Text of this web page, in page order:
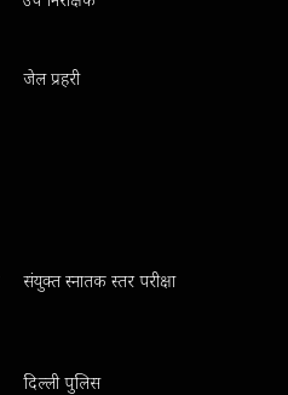
जेल प्रहरी
संयुक्त स्नातक स्तर परीक्षा
दिल्ली पुलिस